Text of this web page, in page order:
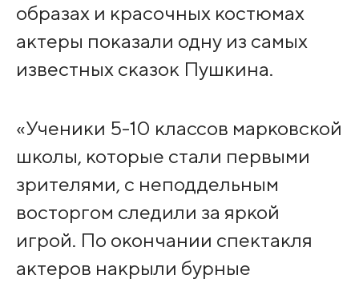
образах и красочных костюмах
актеры показали одну из самых
известных сказок Пушкина.
«Ученики 5-10 классов марковской
школы, которые стали первыми
зрителями, с неподдельным
восторгом следили за яркой
игрой. По окончании спектакля
актеров накрыли бурные